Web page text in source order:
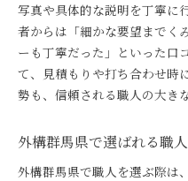
写真や具体的な説明を丁寧に
者からは「細かな要望までく
ーも丁寧だった」といった口
て、見積もりや打ち合わせ時
勢も、信頼される職人の大き
外構群馬県で選ばれる職
外構群馬県で職人を選ぶ際は